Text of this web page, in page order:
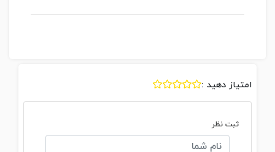
امتیاز دهید :
ثبت نظر